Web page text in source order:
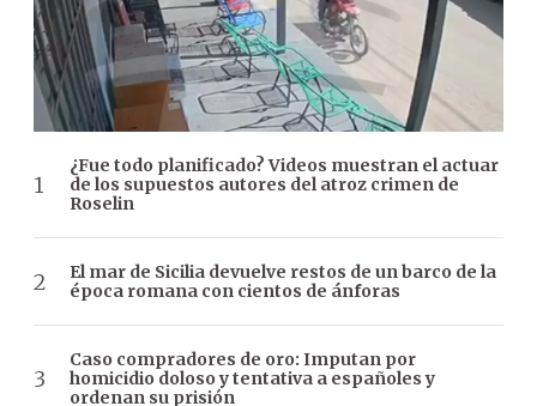
¿Fue todo planificado? Videos muestran el actuar
de los supuestos autores del atroz crimen de
Roselin
El mar de Sicilia devuelve restos de un barco de la
época romana con cientos de ánforas
Caso compradores de oro: Imputan por
homicidio doloso y tentativa a españoles y
ordenan su prisión